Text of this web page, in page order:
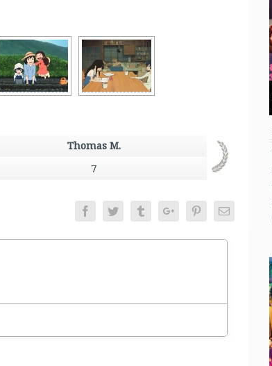
Thomas M.
7
FacebookTwitter TumblrGoogle+PinterestEmail